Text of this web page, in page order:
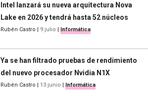
Intel lanzará su nueva arquitectura Nova
Lake en 2026 y tendrá hasta 52 núcleos
Rubén Castro | 9 julio | Informática
Ya se han filtrado pruebas de rendimiento
del nuevo procesador Nvidia N1X
Rubén Castro | 13 junio | Informática